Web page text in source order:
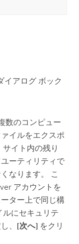
イアログ ボック
数のコンピュー
イルをエクスポ
イト内の残り
ーティリティで
なります。 こ
アカウントを
ター上で同じ構
ルにセキュリテ
、 [次へ] をクリ